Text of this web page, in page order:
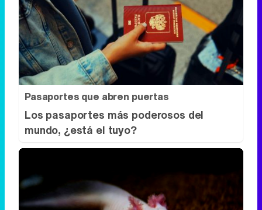
Pasaportes que abren puertas
Los pasaportes más poderosos del
mundo, ¿está el tuyo?